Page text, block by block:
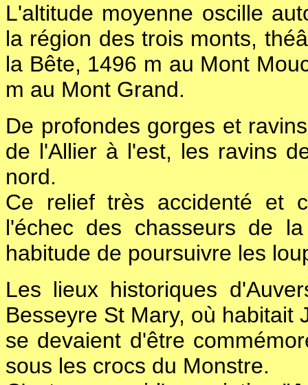
L'altitude moyenne oscille
la région des trois monts,
la Bête, 1496 m au Mont
m au Mont Grand.
De profondes gorges et
de l'Allier à l'est, les ravins
nord.
Ce relief très accidenté et
l'échec des chasseurs de
habitude de poursuivre les
Les lieux historiques
Besseyre St Mary, où habitait
se devaient d'être
sous les crocs du Monstre.